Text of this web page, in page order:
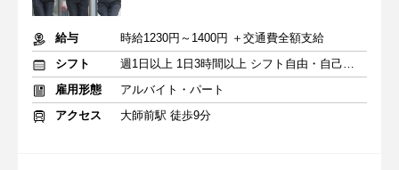
給与
時給1230円～1400円 ＋交通費全額支給
シフト
週1日以上 1日3時間以上 シフト自由・自己申告
雇用形態
アルバイト・パート
アクセス
大師前駅 徒歩9分